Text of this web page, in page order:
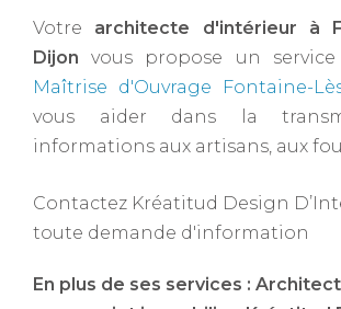
Votre architecte d'intérieur à
Dijon ​vous propose un
Maîtrise d'Ouvrage Fontaine-
vous aider dans la
informations aux artisans, aux
Contactez Kréatitud Design
toute demande d'information
En plus de ses services :